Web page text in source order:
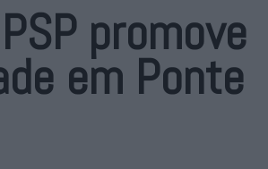
promove
em Ponte